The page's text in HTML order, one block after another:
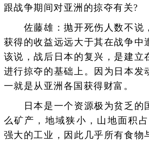
跟战争期间对亚洲的掠夺有关?
佐藤雄：抛开死伤人数不说
获得的收益远远大于其在战争中
该说，战后日本的复兴，是建立
进行掠夺的基础上。因为日本发
一就是从亚洲各国获得财富。
日本是一个资源极为贫乏的
么矿产，地域狭小，山地面积
强大的工业，因此几乎所有食物